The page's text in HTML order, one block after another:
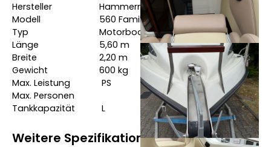
Hersteller
Hammermeister
Modell
560 Family
Typ
Motorboote
Länge
5,60 m
Breite
2,20 m
Gewicht
600 kg
Max. Leistung
PS
Max. Personen
Tankkapazität
L
Weitere Spezifikationen